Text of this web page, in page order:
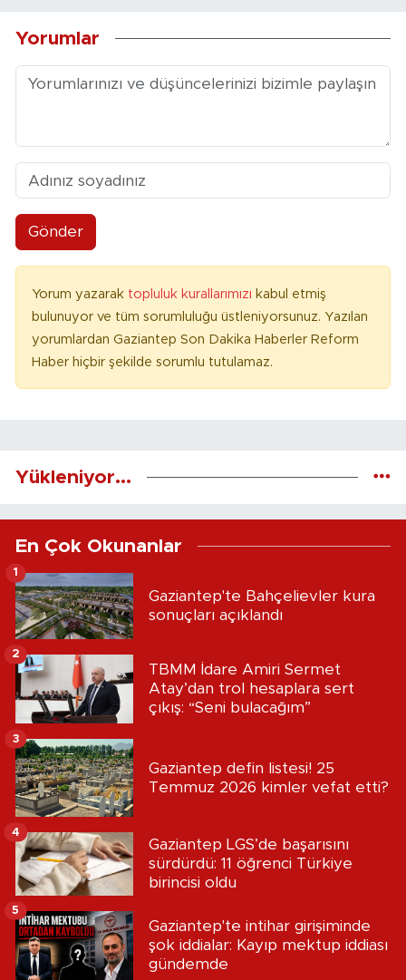
Yorumlar
Gönder
Yorum yazarak topluluk kurallarımızı kabul etmiş
bulunuyor ve tüm sorumluluğu üstleniyorsunuz. Yazılan
yorumlardan Gaziantep Son Dakika Haberler Reform
Haber hiçbir şekilde sorumlu tutulamaz.
Yükleniyor...
En Çok Okunanlar
Gaziantep'te Bahçelievler kura
sonuçları açıklandı
1
TBMM İdare Amiri Sermet
Atay’dan trol hesaplara sert
çıkış: “Seni bulacağım”
2
Gaziantep defin listesi! 25
Temmuz 2026 kimler vefat etti?
3
Gaziantep LGS’de başarısını
sürdürdü: 11 öğrenci Türkiye
birincisi oldu
4
Gaziantep'te intihar girişiminde
şok iddialar: Kayıp mektup iddiası
gündemde
5